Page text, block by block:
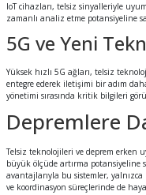
IoT cihazları, telsiz sinyalleriyle
zamanlı analiz etme potansiyeline
5G ve Yeni
Yüksek hızlı 5G ağları, telsiz
entegre ederek iletişimi bir adım
yönetimi sırasında kritik bilgileri
Depremlere
Telsiz teknolojileri ve deprem erken
büyük ölçüde artırma
avantajlarıyla bu sistemler,
ve koordinasyon süreçlerinde de